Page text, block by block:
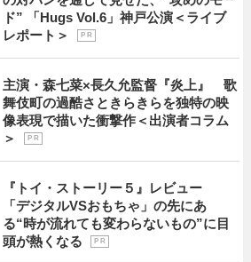
ド” 「Hugs Vol.6」神戸公演＜ライブ
レポート＞
P R
主演・森七菜×長久允監督『炎上』 歌
舞伎町の過酷さときらきらを独特の映
像表現で描いた衝撃作＜出演者コラム
＞
P R
『トイ・ストーリー５』レビュー
「デジタルVSおもちゃ」の先にあ
る“時が流れても変わらないもの”に目
頭が熱くなる
P R